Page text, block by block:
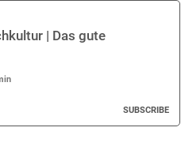
| Das gute
SUBSCRIBE